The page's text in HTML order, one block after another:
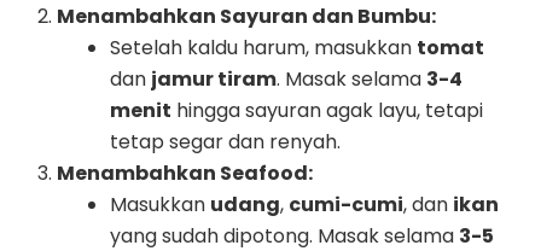
Menambahkan Sayuran dan Bumbu:
Setelah kaldu harum, masukkan tomat
dan jamur tiram. Masak selama 3-4
menit hingga sayuran agak layu, tetapi
tetap segar dan renyah.
Menambahkan Seafood:
Masukkan udang, cumi-cumi, dan ikan
yang sudah dipotong. Masak selama 3-5